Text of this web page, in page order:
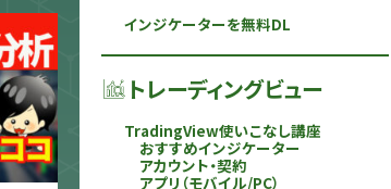
インジケーターを無料DL
トレーディングビュー
TradingView使いこなし講座
おすすめインジケーター
アカウント・契約
アプリ（モバイル/PC）